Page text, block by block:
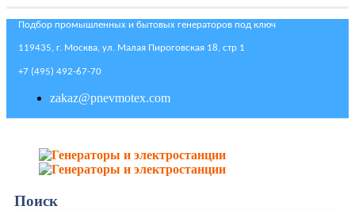
Подбор промышленных и бытовых генераторов под ключ
119435, г. Москва, ул. Малая Пироговская 18, стр 1
+7 (495) 492-67-70
zakaz@pnevmotex.com
Поиск